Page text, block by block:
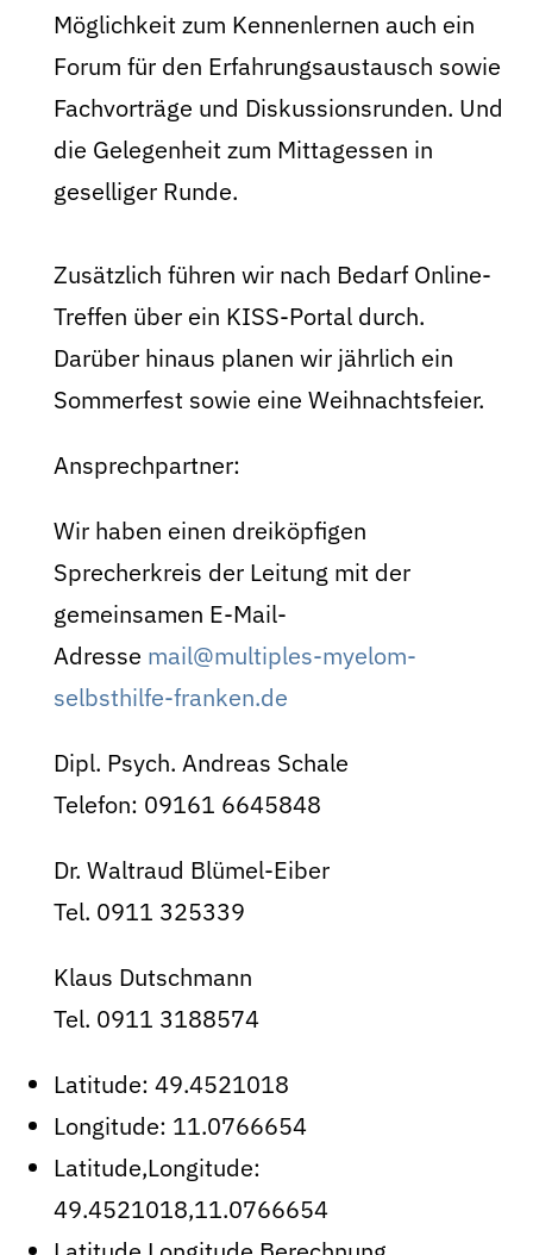
Möglichkeit zum Kennenlernen auch ein
Forum für den Erfahrungsaustausch sowie
Fachvorträge und Diskussionsrunden. Und
die Gelegenheit zum Mittagessen in
geselliger Runde.
Zusätzlich führen wir nach Bedarf Online-
Treffen über ein KISS-Portal durch.
Darüber hinaus planen wir jährlich ein
Sommerfest sowie eine Weihnachtsfeier.
Ansprechpartner:
Wir haben einen dreiköpfigen
Sprecherkreis der Leitung mit der
gemeinsamen E-Mail-
Adresse mail@multiples-myelom-
selbsthilfe-franken.de
Dipl. Psych. Andreas Schale
Telefon: 09161 6645848
Dr. Waltraud Blümel-Eiber
Tel. 0911 325339
Klaus Dutschmann
Tel. 0911 3188574
Latitude: 49.4521018
Longitude: 11.0766654
Latitude,Longitude:
49.4521018,11.0766654